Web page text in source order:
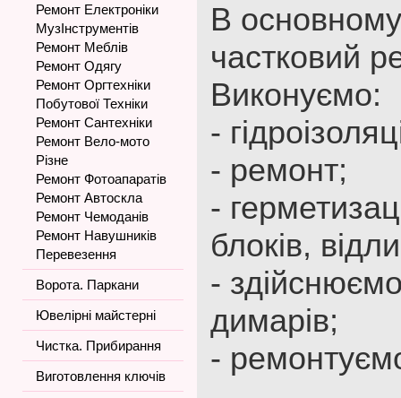
Ремонт Електроніки
МузІнструментів
Ремонт Меблів
Ремонт Одягу
Ремонт Оргтехніки
Побутової Техніки
Ремонт Сантехніки
Ремонт Вело-мото
Різне
Ремонт Фотоапаратів
Ремонт Автоскла
Ремонт Чемоданів
Ремонт Навушників
Перевезення
Ворота. Паркани
Ювелірні майстерні
Чистка. Прибирання
Виготовлення ключів
В
частковий
Виконуємо:
-
- ремонт;
-
блоків,
-
димарів;
-